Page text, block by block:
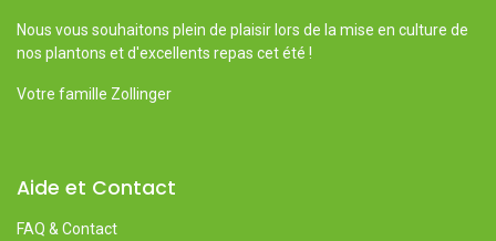
Nous vous souhaitons plein de plaisir lors de la mise en culture de
nos plantons et d'excellents repas cet été !
Votre famille Zollinger
Aide et Contact
FAQ & Contact